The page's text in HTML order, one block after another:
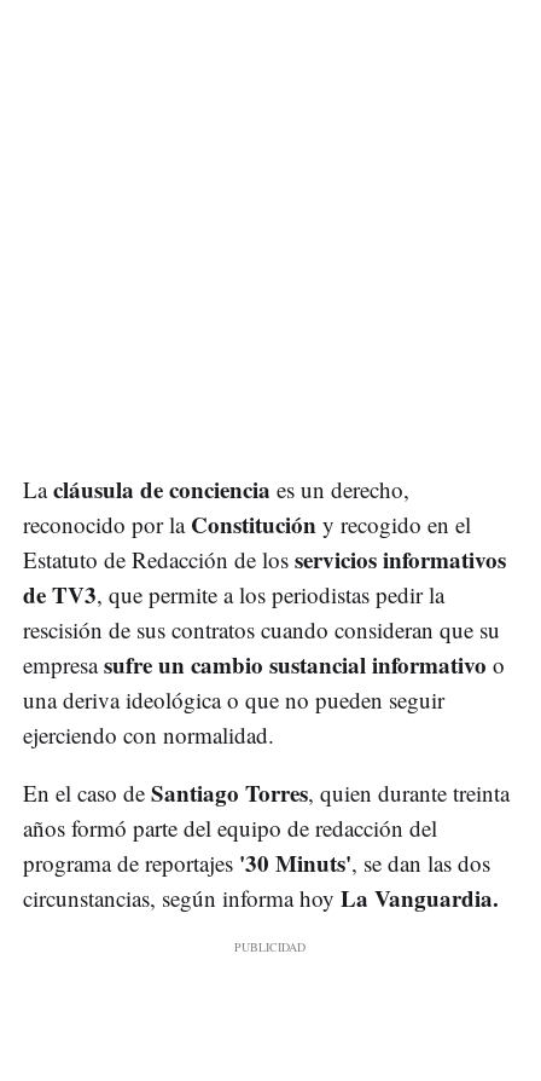
Lacláusula de conciencia es un derecho,
reconocido por la Constitución y recogido en el
Estatuto de Redacción de los servicios informativos
de TV3, que permite a los periodistas pedir la
rescisión de sus contratos cuando consideran que su
empresasufre un cambio sustancial informativo o
una deriva ideológica o que no pueden seguir
ejerciendo con normalidad.
En el caso de Santiago Torres, quien durante treinta
años formó parte del equipo de redacción del
programa de reportajes '30 Minuts', se dan las dos
circunstancias, según informa hoy La Vanguardia.